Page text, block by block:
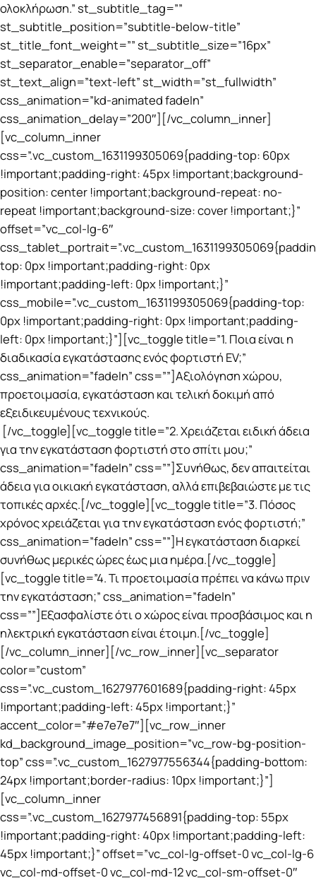
ολοκλήρωση.” st_subtitle_tag=””
st_subtitle_position=”subtitle-below-title”
st_title_font_weight=”” st_subtitle_size=”16px”
st_separator_enable=”separator_off”
st_text_align=”text-left” st_width=”st_fullwidth”
css_animation=”kd-animated fadeIn”
css_animation_delay=”200″][/vc_column_inner]
[vc_column_inner
css=”.vc_custom_1631199305069{padding-top: 60px
!important;padding-right: 45px !important;background-
position: center !important;background-repeat: no-
repeat !important;background-size: cover !important;}”
offset=”vc_col-lg-6″
top: 0px !important;padding-right: 0px
!important;padding-left: 0px !important;}”
css_mobile=”.vc_custom_1631199305069{padding-top:
0px !important;padding-right: 0px !important;padding-
left: 0px !important;}”][vc_toggle title=”1. Ποια είναι η
διαδικασία εγκατάστασης ενός φορτιστή EV;”
css_animation=”fadeIn” css=””]Αξιολόγηση χώρου,
προετοιμασία, εγκατάσταση και τελική δοκιμή από
εξειδικευμένους τεχνικούς.
[/vc_toggle][vc_toggle title=”2. Χρειάζεται ειδική άδεια
για την εγκατάσταση φορτιστή στο σπίτι μου;”
css_animation=”fadeIn” css=””]Συνήθως, δεν απαιτείται
άδεια για οικιακή εγκατάσταση, αλλά επιβεβαιώστε με τις
τοπικές αρχές.[/vc_toggle][vc_toggle title=”3. Πόσος
χρόνος χρειάζεται για την εγκατάσταση ενός φορτιστή;”
css_animation=”fadeIn” css=””]Η εγκατάσταση διαρκεί
συνήθως μερικές ώρες έως μια ημέρα.[/vc_toggle]
[vc_toggle title=”4. Τι προετοιμασία πρέπει να κάνω πριν
την εγκατάσταση;” css_animation=”fadeIn”
css=””]Εξασφαλίστε ότι ο χώρος είναι προσβάσιμος και η
ηλεκτρική εγκατάσταση είναι έτοιμη.[/vc_toggle]
[/vc_column_inner][/vc_row_inner][vc_separator
color=”custom”
css=”.vc_custom_1627977601689{padding-right: 45px
!important;padding-left: 45px !important;}”
accent_color=”#e7e7e7″][vc_row_inner
kd_background_image_position=”vc_row-bg-position-
top” css=”.vc_custom_1627977556344{padding-bottom:
24px !important;border-radius: 10px !important;}”]
[vc_column_inner
css=”.vc_custom_1627977456891{padding-top: 55px
!important;padding-right: 40px !important;padding-left:
45px !important;}” offset=”vc_col-lg-offset-0 vc_col-lg-6
vc_col-md-offset-0 vc_col-md-12 vc_col-sm-offset-0″